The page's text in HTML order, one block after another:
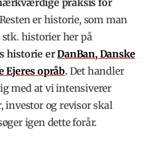
praksis for
er historie, som man
stk. historier her på
historie erDanBan, Danske
Ejeres opråb. Det handler
med at vi intensiverer
investor og revisor skal
igen dette forår.